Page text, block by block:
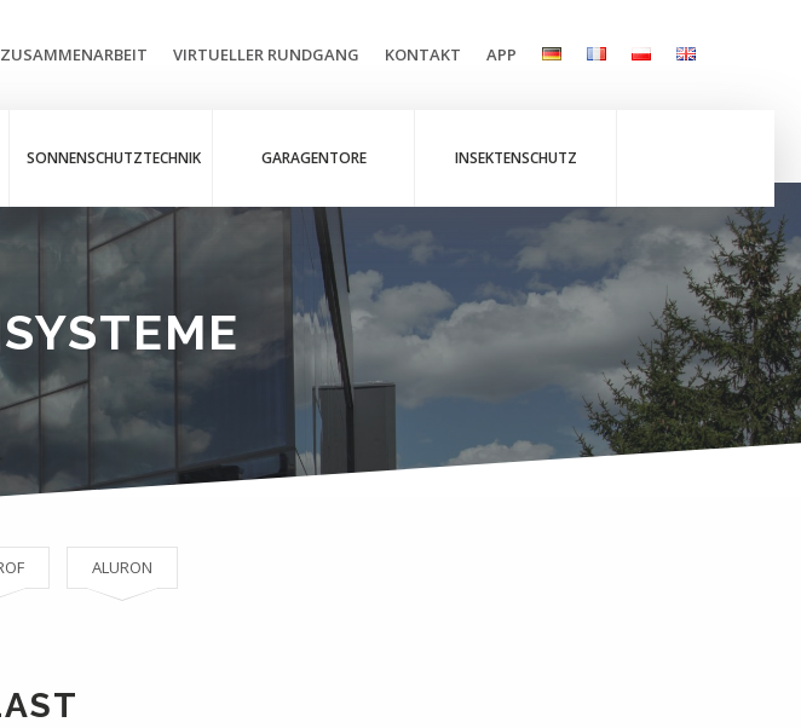
ZUSAMMENARBEIT VIRTUELLER RUNDGANG KONTAKT APP
SONNENSCHUTZTECHNIK GARAGENTORE INSEKTENSCHUTZ
ALURON